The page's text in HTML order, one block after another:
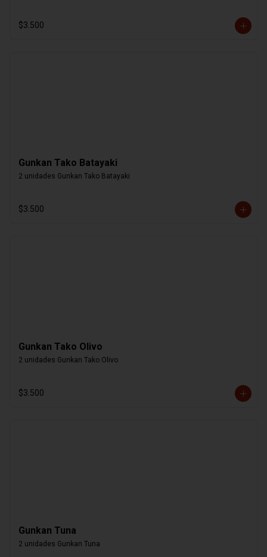
$3.500
Gunkan Tako Batayaki
2 unidades Gunkan Tako Batayaki
$3.500
Gunkan Tako Olivo
2 unidades Gunkan Tako Olivo
$3.500
Gunkan Tuna
2 unidades Gunkan Tuna